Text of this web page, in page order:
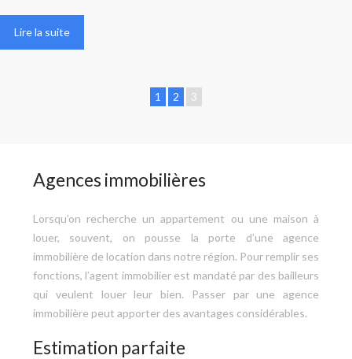
Lire la suite
1 2 3
Agences immobilières
Lorsqu’on recherche un appartement ou une maison à
louer, souvent, on pousse la porte d’une agence
immobilière de location dans notre région. Pour remplir ses
fonctions, l’agent immobilier est mandaté par des bailleurs
qui veulent louer leur bien. Passer par une agence
immobilière peut apporter des avantages considérables.
Estimation parfaite